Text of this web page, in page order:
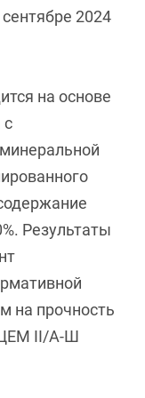
2024
на основе
с
Результаты
на прочность
ЦЕМ II/А-Ш